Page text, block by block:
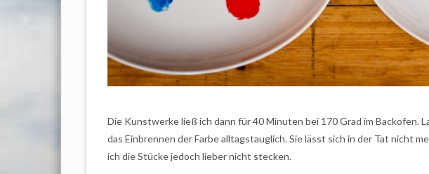
Die Kunstwerke ließ ich dann für 40 Minuten bei 170 Grad im Backofen.
das Einbrennen der Farbe alltagstauglich. Sie lässt sich in der Tat nicht
ich die Stücke jedoch lieber nicht stecken.